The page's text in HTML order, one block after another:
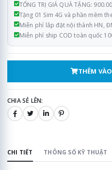
TỔNG TRỊ GIÁ QUÀ TẶNG:
Tặng 01 Sim 4G và phần mềm
Miễn phí lắp đặt nội thành HN,
Miễn phí ship COD toàn quốc
THÊM
CHIA SẺ LÊN:
CHI TIẾT THÔNG SỐ KỸ THUẬT